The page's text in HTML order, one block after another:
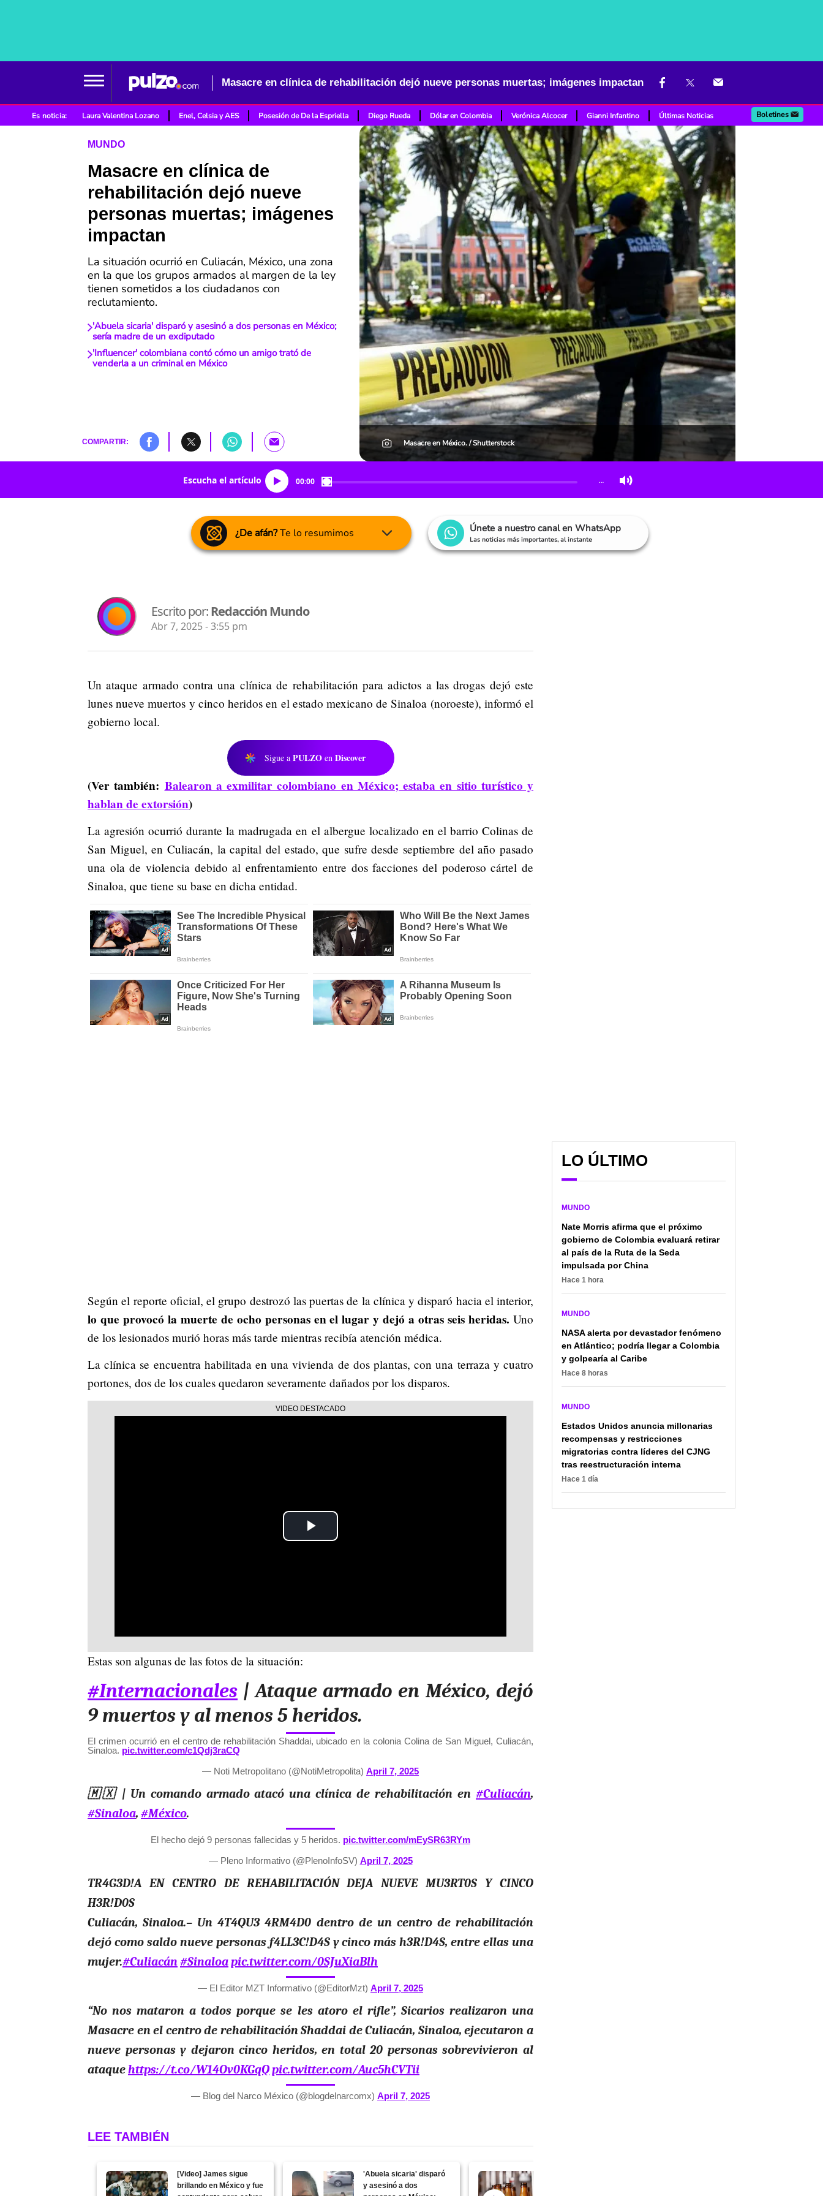
Masacre en clínica de rehabilitación dejó nueve personas muertas; imágenes impactan
Es noticia: Laura Valentina Lozano Enel, Celsia y AES Posesión de De la Espriella Diego Rueda Dólar en Colombia Verónica Alcocer Gianni Infantino Últimas Noticias Boletines
MUNDO
Masacre en clínica de
rehabilitación dejó nueve
personas muertas; imágenes
impactan
La situación ocurrió en Culiacán, México, una zona
en la que los grupos armados al margen de la ley
tienen sometidos a los ciudadanos con
reclutamiento.
'Abuela sicaria' disparó y asesinó a dos personas en México;
sería madre de un exdiputado
'Influencer' colombiana contó cómo un amigo trató de
venderla a un criminal en México
COMPARTIR: Masacre en México. / Shutterstock
Escucha el artículo 00:00 …
¿De afán?Te lo resumimos Únete a nuestro canal en WhatsApp
Las noticias más importantes, al instante
Escrito por:Redacción Mundo
Abr 7, 2025 - 3:55 pm
Un ataque armado contra una clínica de rehabilitación para adictos a las drogas dejó este
lunes nueve muertos y cinco heridos en el estado mexicano de Sinaloa (noroeste), informó el
gobierno local.
Sigue a PULZO en Discover
(Ver también: Balearon a exmilitar colombiano en México; estaba en sitio turístico y
hablan de extorsión)
La agresión ocurrió durante la madrugada en el albergue localizado en el barrio Colinas de
San Miguel, en Culiacán, la capital del estado, que sufre desde septiembre del año pasado
una ola de violencia debido al enfrentamiento entre dos facciones del poderoso cártel de
Sinaloa, que tiene su base en dicha entidad.
Según el reporte oficial, el grupo destrozó las puertas de la clínica y disparó hacia el interior,
lo que provocó la muerte de ocho personas en el lugar y dejó a otras seis heridas. Uno
de los lesionados murió horas más tarde mientras recibía atención médica.
La clínica se encuentra habilitada en una vivienda de dos plantas, con una terraza y cuatro
portones, dos de los cuales quedaron severamente dañados por los disparos.
Play
Estas son algunas de las fotos de la situación:
#Internacionales | Ataque armado en México, dejó
9 muertos y al menos 5 heridos.
El crimen ocurrió en el centro de rehabilitación Shaddai, ubicado en la colonia Colina de San Miguel, Culiacán,
Sinaloa. pic.twitter.com/c1Qdj3raCQ
— Noti Metropolitano (@NotiMetropolita) April 7, 2025
🇲🇽 | Un comando armado atacó una clínica de rehabilitación en #Culiacán,
#Sinaloa, #México.
El hecho dejó 9 personas fallecidas y 5 heridos. pic.twitter.com/mEySR63RYm
— Pleno Informativo (@PlenoInfoSV) April 7, 2025
TR4G3D!A EN CENTRO DE REHABILITACIÓN DEJA NUEVE MU3RT0S Y CINCO
H3R!D0S
Culiacán, Sinaloa.– Un 4T4QU3 4RM4D0 dentro de un centro de rehabilitación
dejó como saldo nueve personas f4LL3C!D4S y cinco más h3R!D4S, entre ellas una
mujer.#Culiacán#Sinaloapic.twitter.com/0SJuXiaBlh
— El Editor MZT Informativo (@EditorMzt) April 7, 2025
“No nos mataron a todos porque se les atoro el rifle”, Sicarios realizaron una
Masacre en el centro de rehabilitación Shaddai de Culiacán, Sinaloa, ejecutaron a
nueve personas y dejaron cinco heridos, en total 20 personas sobrevivieron al
ataquehttps://t.co/W14Ov0KGqQpic.twitter.com/Auc5hCVTii
— Blog del Narco México (@blogdelnarcomx) April 7, 2025
LEE TAMBIÉN
[Video] James sigue
brillando en México y fue
'Abuela sicaria' disparó
y asesinó a dos
LO ÚLTIMO
MUNDO
Nate Morris afirma que el próximo
gobierno de Colombia evaluará retirar
al país de la Ruta de la Seda
impulsada por China
Hace 1 hora
MUNDO
NASA alerta por devastador fenómeno
en Atlántico; podría llegar a Colombia
y golpearía al Caribe
Hace 8 horas
MUNDO
Estados Unidos anuncia millonarias
recompensas y restricciones
migratorias contra líderes del CJNG
tras reestructuración interna
Hace 1 día